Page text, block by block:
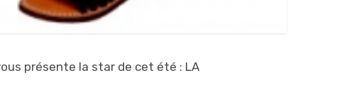
présente la star de cet été : LA